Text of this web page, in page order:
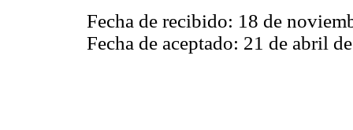
Fecha de recibido: 18 de
Fecha de aceptado: 21 de abril